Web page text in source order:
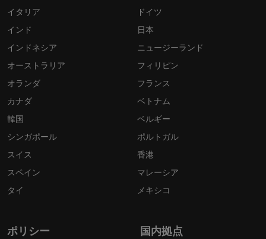
イタリア
インド
インドネシア
オーストラリア
オランダ
カナダ
韓国
シンガポール
スイス
スペイン
タイ
ドイツ
日本
ニュージーランド
フィリピン
フランス
ベトナム
ベルギー
ポルトガル
香港
マレーシア
メキシコ
ポリシー 国内拠点